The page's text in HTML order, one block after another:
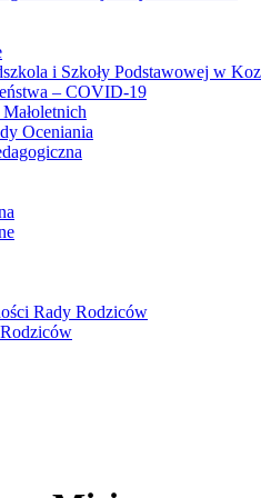
i Szkoły Podstawowej w
– COVID-19
Oceniania
Rady Rodziców